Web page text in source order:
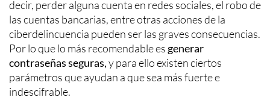
decir, perder alguna cuenta en redes sociales, el robo de
las cuentas bancarias, entre otras acciones de la
ciberdelincuencia pueden ser las graves consecuencias.
Por lo que lo más recomendable es generar
contraseñas seguras,y para ello existen ciertos
parámetros que ayudan a que sea más fuerte e
indescifrable.